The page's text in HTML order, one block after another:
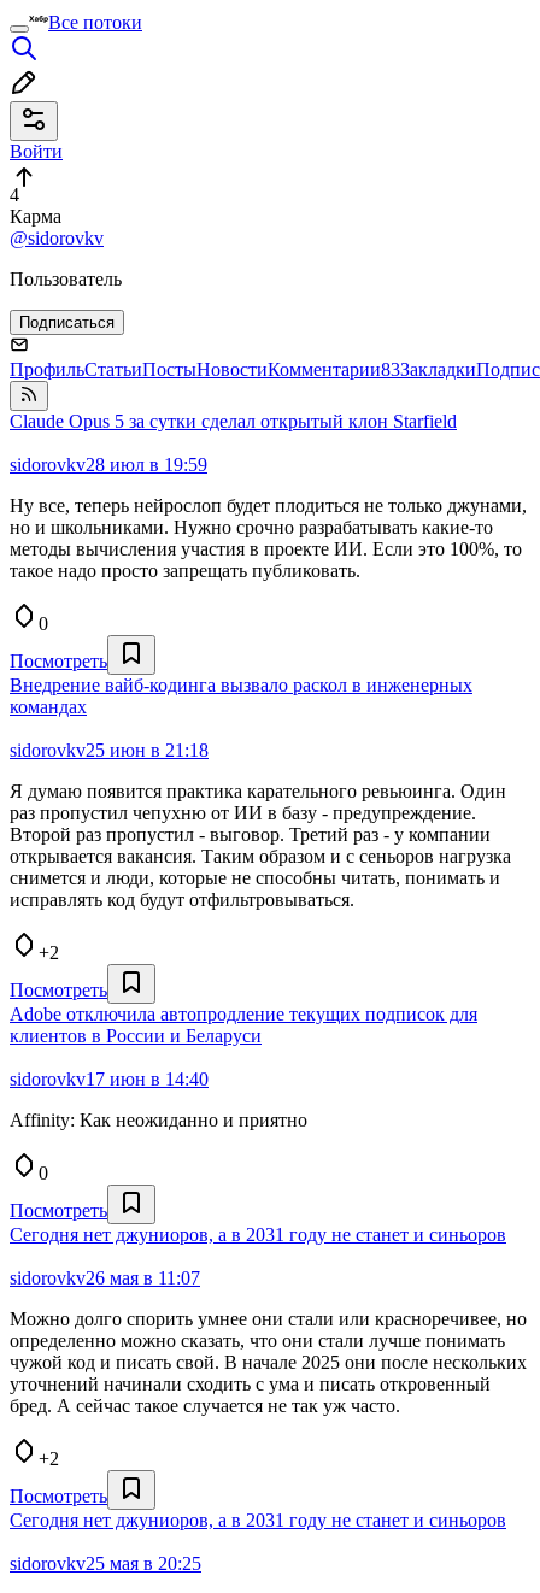
Все потоки
Войти
4
Карма
@sidorovkv
Пользователь
Подписаться
ПрофильСтатьиПостыНовостиКомментарии83Закладки
Claude Opus 5 за сутки сделал открытый клон Starfield
sidorovkv28 июл в 19:59
Ну все, теперь нейрослоп будет плодиться не только джунами,
но и школьниками. Нужно срочно разрабатывать какие-то
методы вычисления участия в проекте ИИ. Если это 100%, то
такое надо просто запрещать публиковать.
0
Посмотреть
Внедрение вайб-кодинга вызвало раскол в инженерных
командах
sidorovkv25 июн в 21:18
Я думаю появится практика карательного ревьюинга. Один
раз пропустил чепухню от ИИ в базу - предупреждение.
Второй раз пропустил - выговор. Третий раз - у компании
открывается вакансия. Таким образом и с сеньоров нагрузка
снимется и люди, которые не способны читать, понимать и
исправлять код будут отфильтровываться.
+2
Посмотреть
Adobe отключила автопродление текущих подписок для
клиентов в России и Беларуси
sidorovkv17 июн в 14:40
Affinity: Как неожиданно и приятно
0
Посмотреть
Сегодня нет джуниоров, а в 2031 году не станет и синьоров
sidorovkv26 мая в 11:07
Можно долго спорить умнее они стали или красноречивее, но
определенно можно сказать, что они стали лучше понимать
чужой код и писать свой. В начале 2025 они после нескольких
уточнений начинали сходить с ума и писать откровенный
бред. А сейчас такое случается не так уж часто.
+2
Посмотреть
Сегодня нет джуниоров, а в 2031 году не станет и синьоров
sidorovkv25 мая в 20:25